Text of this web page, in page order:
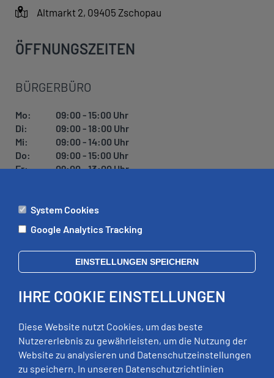
Altmarkt 2, 09405 Zschopau
ÖFFNUNGSZEITEN
BÜRGERBÜRO
Mo:
09:00 - 15:00 Uhr
Di:
09:00 - 18:00 Uhr
Mi:
09:00 - 14:00 Uhr
Do:
09:00 - 15:00 Uhr
Fr:
09:00 - 13:00 Uhr
ÄMTER
Di:
09:00 - 12:00 Uhr, 13:00 - 18:00 Uhr
Mi:
geschlossen
Fr:
09:00 - 12:00 Uhr
RECHTLICHES
System Cookies
Google Analytics Tracking
EINSTELLUNGEN SPEICHERN
IHRE COOKIE EINSTELLUNGEN
Diese Website nutzt Cookies, um das beste
Nutzererlebnis zu gewährleisten, um die Nutzung der
Website zu analysieren und Datenschutzeinstellungen
zu speichern. In unseren Datenschutzrichtlinien